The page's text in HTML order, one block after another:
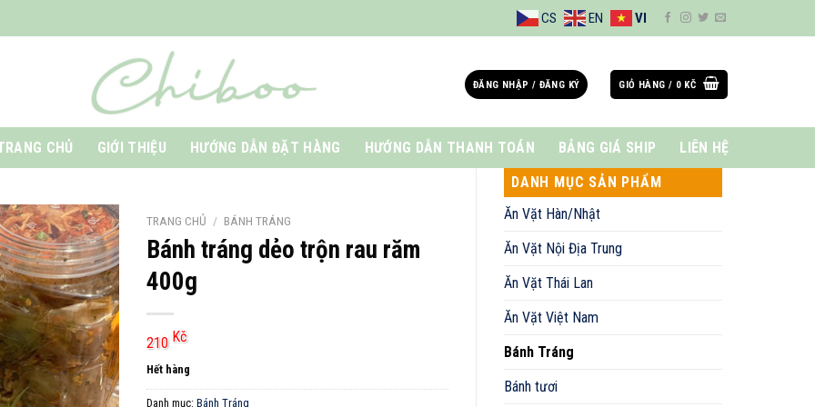
CS EN VI
ĐĂNG NHẬP / ĐĂNG KÝ GIỎ HÀNG / 0 KČ
CHỦ GIỚI THIỆU HƯỚNG DẪN ĐẶT HÀNG HƯỚNG DẪN THANH TOÁN BẢNG GIÁ SHIP
LIÊN HỆ
DANH MỤC SẢN PHẨM
Ăn Vặt Hàn/Nhật
Ăn Vặt Nội Địa Trung
Ăn Vặt Thái Lan
Ăn Vặt Việt Nam
Bánh Tráng
Bánh tươi
TRANG CHỦ / BÁNH TRÁNG
Bánh tráng dẻo trộn rau răm
400g
210 Kč
Hết hàng
Danh mục: Bánh Tráng